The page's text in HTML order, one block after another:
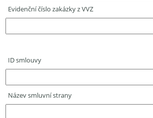
Evidenční číslo zakázky z VVZ
ID smlouvy
Název smluvní strany